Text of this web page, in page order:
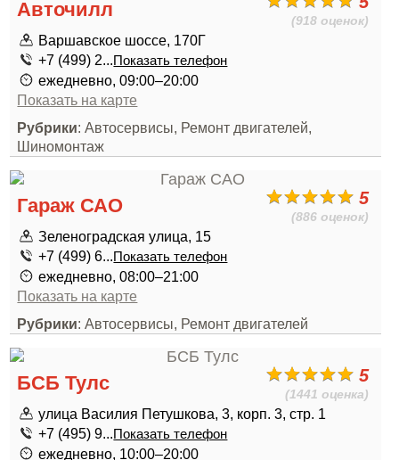
(918 оценок)
Авточилл
Варшавское шоссе, 170Г
+7 (499) 2...Показать телефон
ежедневно, 09:00–20:00
Показать на карте
Рубрики: Автосервисы, Ремонт двигателей,
Шиномонтаж
5
(886 оценок)
Гараж САО
Зеленоградская улица, 15
+7 (499) 6...Показать телефон
ежедневно, 08:00–21:00
Показать на карте
Рубрики: Автосервисы, Ремонт двигателей
5
(1441 оценка)
БСБ Тулс
улица Василия Петушкова, 3, корп. 3, стр. 1
+7 (495) 9...Показать телефон
ежедневно, 10:00–20:00